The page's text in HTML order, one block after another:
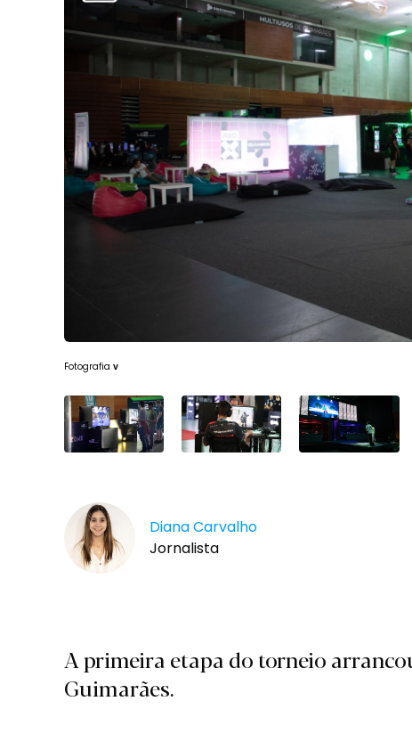
Fotografia v
Diana Carvalho
Jornalista
A primeira etapa do torneio
Guimarães.